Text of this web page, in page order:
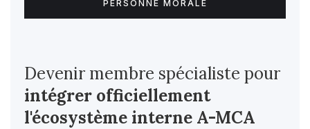
PERSONNE MORALE
Devenir membre spécialiste pour
intégrer officiellement
l'écosystème interne A-MCA